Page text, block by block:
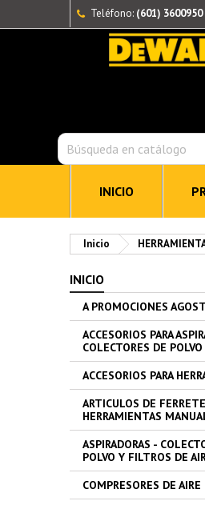
Teléfono: (601) 3600950
INICIO
Inicio
INICIO
A PROMOCIONES
ACCESORIOS PARA
COLECTORES DE POLVO
ACCESORIOS PARA
ARTICULOS DE
HERRAMIENTAS
ASPIRADORAS -
POLVO Y FILTROS DE
COMPRESORES DE AIRE